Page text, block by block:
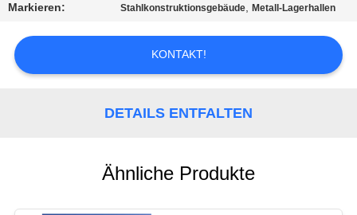
TRETEN
SIE
MIT
Markieren: Stahlkonstruktionsgebäude,Metall-Lagerhallen
KONTAKT!
DETAILS ENTFALTEN
Ähnliche Produkte